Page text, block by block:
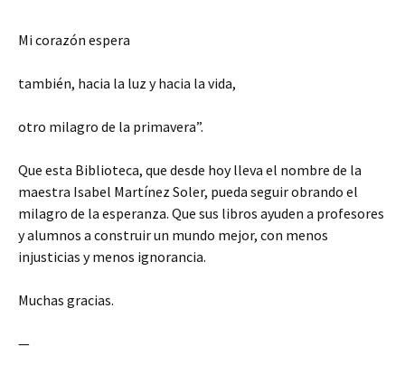
Mi corazón espera
también, hacia la luz y hacia la vida,
otro milagro de la primavera”.
Que esta Biblioteca, que desde hoy lleva el nombre de la
maestra Isabel Martínez Soler, pueda seguir obrando el
milagro de la esperanza. Que sus libros ayuden a profesores
y alumnos a construir un mundo mejor, con menos
injusticias y menos ignorancia.
Muchas gracias.
—